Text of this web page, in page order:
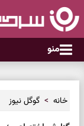
منو
خانه گوگل نیوز